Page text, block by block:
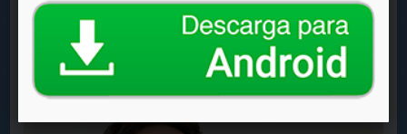
Eligiendo la vida
9 Aug, 2017
5300
En Contacto